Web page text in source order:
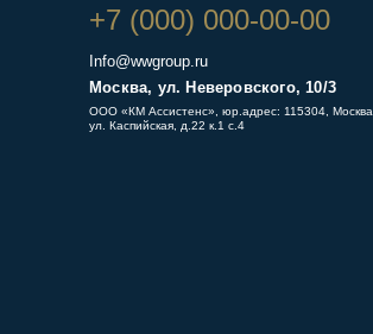
Москва, ул. Неверовского, 10/3
+7 (000) 000-00-00
Info@wwgroup.ru
ООО «КМ Ассистенс», юр.адрес: 115304, Москва,
ул. Каспийская, д.22 к.1 с.4